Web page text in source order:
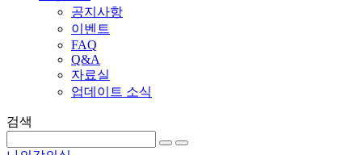
공지사항
이벤트
FAQ
Q&A
자료실
업데이트 소식
검색